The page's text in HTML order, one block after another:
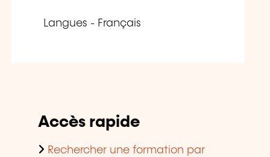
Langues - Français
Accès rapide
Rechercher une formation par